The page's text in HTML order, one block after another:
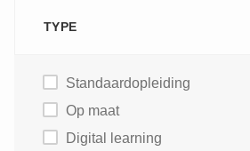
TYPE
Standaardopleiding
Op maat
Digital learning